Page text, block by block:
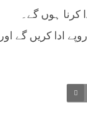
رہائشی صارفین جو 601-700 استعمال کرتے ہیں وہ ماہانہ 800 روپے ادا کریں گے اور